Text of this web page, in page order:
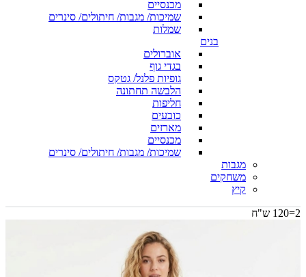
מכנסיים
שמיכות/ מגבות/ חיתולים/ סינרים
שמלות
בנים
אוברולים
בגדי גוף
גופיות פלנל/ גטקס
הלבשה תחתונה
חליפות
כובעים
מארזים
מכנסיים
שמיכות/ מגבות/ חיתולים/ סינרים
מגבות
משחקים
קיץ
2=120 ש"ח